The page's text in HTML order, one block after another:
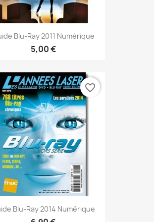
Blu-Ray 2011 Numérique
5,00 €
Blu-Ray 2014 Numérique
favorite_border